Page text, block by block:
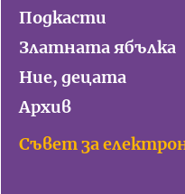
Подкасти
Златната ябълка
Ние, децата
Архив
Съвет за